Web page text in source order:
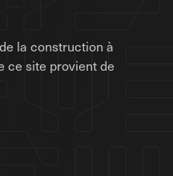
la construction à
ce site provient de